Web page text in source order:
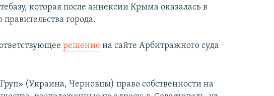
которая после аннексии Крыма оказалась в
города.
решение на сайте Арбитражного суда
(Украина, Черновцы) право собственности на